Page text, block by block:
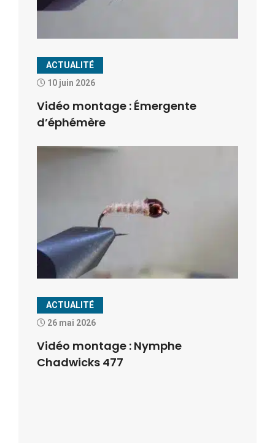
ACTUALITÉ
10 juin 2026
Vidéo montage : Émergente
d’éphémère
ACTUALITÉ
26 mai 2026
Vidéo montage : Nymphe
Chadwicks 477